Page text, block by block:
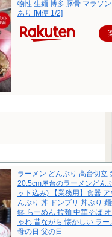
物性 生麺 博多 豚骨 マラソ
あり [M便 1/2]
ラーメン どんぶり 高台切立
20.5cm屋台のラーメンどん
ット込み) 【業務用】食器
んぶり 丼 ドンブリ 丼ぶり
鉢 らーめん 拉麺 中華そば
ゃれ 昔ながら 懐かしい ラー
母の日 父の日